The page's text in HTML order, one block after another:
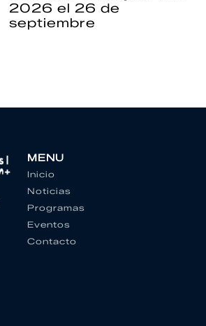
2026 el 26 de
septiembre
MENU
Inicio
Noticias
Programas
Eventos
Contacto